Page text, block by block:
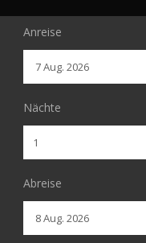
Anreise
Nächte
Abreise